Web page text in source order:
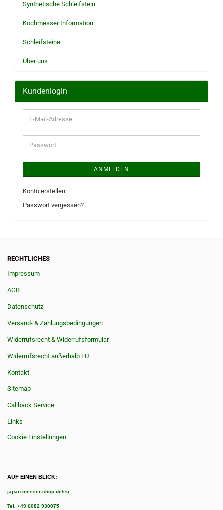
Synthetische Schleifstein
Kochmesser Information
Schleifsteine
Über uns
Kundenlogin
E-
Mail-
Adresse
Passwort
ANMELDEN
Konto erstellen
Passwort vergessen?
RECHTLICHES
Impressum
AGB
Datenschutz
Versand- & Zahlungsbedingungen
Widerrufsrecht & Widerrufsformular
Widerrufsrecht außerhalb EU
Kontakt
Sitemap
Callback Service
Links
Cookie Einstellungen
AUF EINEN BLICK:
japan-messer-shop.de/eu
Tel. +49 6082 930075